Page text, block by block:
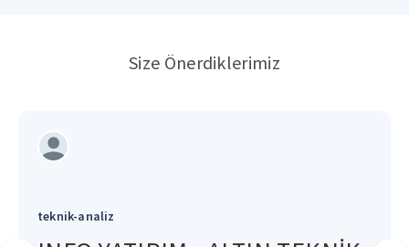
Size Önerdiklerimiz
teknik-analiz